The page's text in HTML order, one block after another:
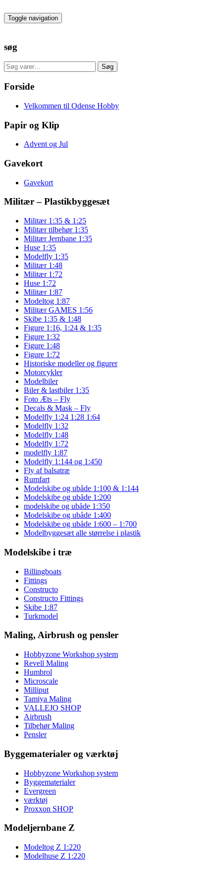
to
the
Toggle navigation
søg
Søg
efter:
Søg
Forside
Velkommen til Odense Hobby
Papir og Klip
Advent og Jul
Gavekort
Gavekort
Militær – Plastikbyggesæt
Militær 1:35 & 1:25
Militær tilbehør 1:35
Militær Jernbane 1:35
Huse 1:35
Modelfly 1:35
Militær 1:48
Militær 1:72
Huse 1:72
Militær 1:87
Modeltog 1:87
Militær GAMES 1:56
Skibe 1:35 & 1:48
Figure 1:16, 1:24 & 1:35
Figure 1:32
Figure 1:48
Figure 1:72
Historiske modeller og figurer
Motorcykler
Modelbiler
Biler & lastbiler 1:35
Foto Æts – Fly
Decals & Mask – Fly
Modelfly 1:24 1:28 1:64
Modelfly 1:32
Modelfly 1:48
Modelfly 1:72
modelfly 1:87
Modelfly 1:144 og 1:450
Fly af balsatræ
Rumfart
Modelskibe og ubåde 1:100 & 1:144
Modelskibe og ubåde 1:200
modelskibe og ubåde 1:350
Modelskibe og ubåde 1:400
Modelskibe og ubåde 1:600 – 1:700
Modelbyggesæt alle størrelse i plastik
Modelskibe i træ
Billingboats
Fittings
Constructo
Constructo Fittings
Skibe 1:87
Turkmodel
Maling, Airbrush og pensler
Hobbyzone Workshop system
Revell Maling
Humbrol
Microscale
Milliput
Tamiya Maling
VALLEJO SHOP
Airbrush
Tilbehør Maling
Pensler
Byggematerialer og værktøj
Hobbyzone Workshop system
Byggematerialer
Evergreen
værktøj
Proxxon SHOP
Modeljernbane Z
Modeltog Z 1:220
Modelhuse Z 1:220